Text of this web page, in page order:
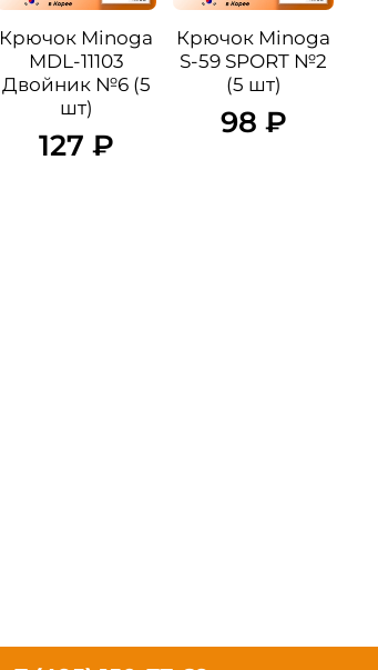
Крючок Minoga
MDL-11103
Двойник №6 (5
шт)
127 ₽
Крючок Minoga
S-59 SPORT №2
(5 шт)
98 ₽